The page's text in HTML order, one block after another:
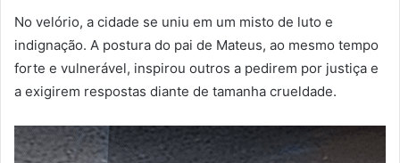
No velório, a cidade se uniu em um misto de luto e
indignação. A postura do pai de Mateus, ao mesmo tempo
forte e vulnerável, inspirou outros a pedirem por justiça e
a exigirem respostas diante de tamanha crueldade.